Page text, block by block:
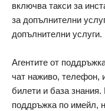
включва такси за
за допълнителни
допълнителни услуги.
Агентите от
чат наживо, телефон,
билети и база
поддръжка по имейл,